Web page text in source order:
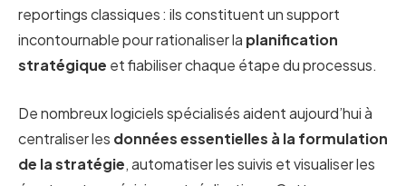
reportings classiques : ils constituent un support
incontournable pour rationaliser la planification
stratégique et fiabiliser chaque étape du processus.
De nombreux logiciels spécialisés aident aujourd’hui à
centraliser les données essentielles à la formulation
de la stratégie, automatiser les suivis et visualiser les